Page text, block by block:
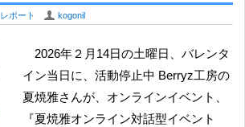
レポート U kogonil
2026年２月14日の土曜日、バレンタ
イン当日に、活動停止中 Berryz工房の
夏焼雅さんが、オンラインイベント、
『夏焼雅オンライン対話型イベント